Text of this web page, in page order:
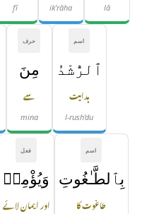
lā
ik'rāha
fī
اسم
ٱلرُّشْدُ
ہدایت
l-rush'du
حرف
مِنَ
سے
mina
اسم
بِٱلطَّـٰغُوتِ
طاغوت کا
فعل
وَيُؤْمِنۢ
اور ایمان لائے